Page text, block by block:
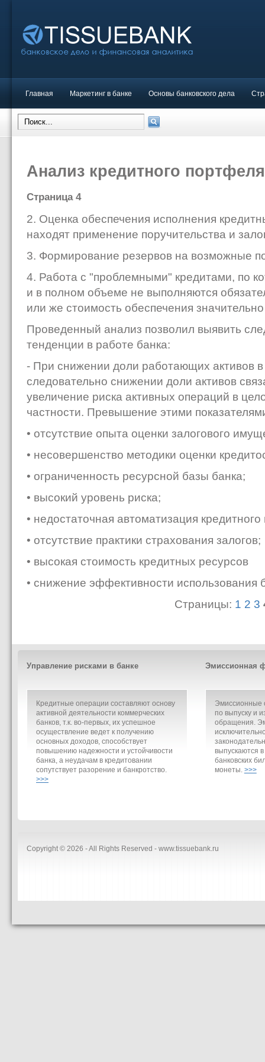
Главная Маркетинг в банке Основы банковского дела
Анализ кредитного
Страница 4
2. Оценка обеспечения исполнения
находят применение поручительства и
3. Формирование резервов на возможные
4. Работа с "проблемными" кредитами, по
и в полном объеме не выполняются
или же стоимость обеспечения
Проведенный анализ позволил выявить
тенденции в работе банка:
- При снижении доли работающих активов
следовательно снижении доли активов
увеличение риска активных операций в
частности. Превышение этими
• отсутствие опыта оценки залогового
• несовершенство методики оценки
• ограниченность ресурсной базы банка;
• высокий уровень риска;
• недостаточная автоматизация
• отсутствие практики страхования залогов;
• высокая стоимость кредитных ресурсов
• снижение эффективности использования
Страницы: 1 2 3
Управление рисками в банке
Кредитные операции составляют основу
активной деятельности коммерческих
банков, т.к. во-первых, их успешное
осуществление ведет к получению
основных доходов, способствует
повышению надежности и устойчивости
банка, а неудачам в кредитовании
сопутствует разорение и банкротство.
>>>
Эмиссионная
Эмиссионные
по выпуску и
обращения.
выпускаются
банковских
монеты. >>>
Copyright © 2026 - All Rights Reserved - www.tissuebank.ru